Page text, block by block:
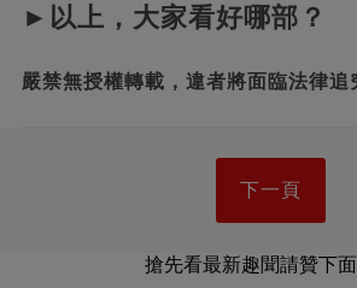
►以上，大家看好哪部？
嚴禁無授權轉載，違者將面臨法律追
下一頁
搶先看最新趣聞請贊下